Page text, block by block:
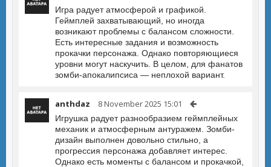
Игра радует атмосферой и графикой.
Геймплей захватывающий, но иногда
возникают проблемы с балансом сложности.
Есть интересные задания и возможность
прокачки персонажа. Однако повторяющиеся
уровни могут наскучить. В целом, для фанатов
зомби-апокалипсиса — неплохой вариант.
anthdaz 8 November 2025 15:01
Игрушка радует разнообразием геймплейных
механик и атмосферным антуражем. Зомби-
дизайн выполнен довольно стильно, а
прогрессия персонажа добавляет интерес.
Однако есть моменты с балансом и прокачкой,